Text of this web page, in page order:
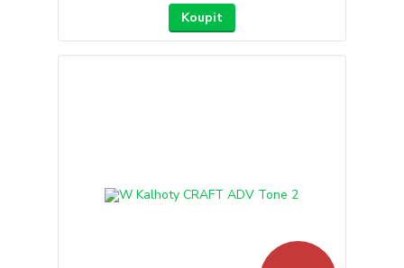
Koupit